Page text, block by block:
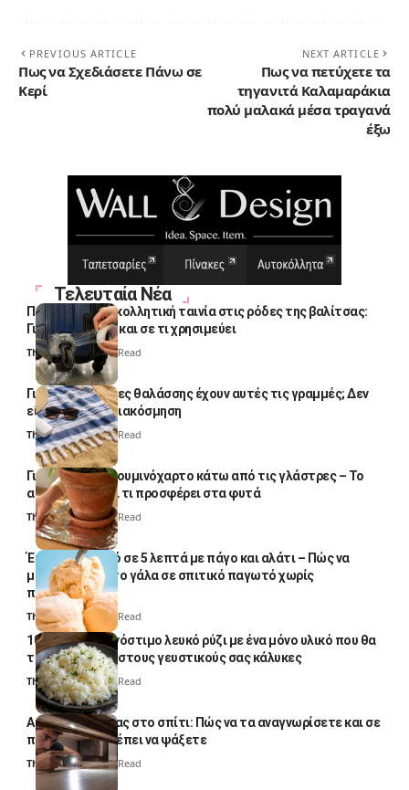
PREVIOUS ARTICLE
Πως να Σχεδιάσετε Πάνω σε
Κερί
NEXT ARTICLE
Πως να πετύχετε τα
τηγανιτά Καλαμαράκια
πολύ μαλακά μέσα τραγανά
έξω
Τελευταία Νέα
Πολλοί βάζουν κολλητική ταινία στις ρόδες της βαλίτσας:
Γιατί το κάνουν και σε τι χρησιμεύει
Thali Ombre4 Min Read
Γιατί οι πετσέτες θαλάσσης έχουν αυτές τις γραμμές; Δεν
είναι μόνο για διακόσμηση
Thali Ombre5 Min Read
Γιατί βάζουν αλουμινόχαρτο κάτω από τις γλάστρες – Το
απλό κόλπο και τι προσφέρει στα φυτά
Thali Ombre4 Min Read
Έτοιμο παγωτό σε 5 λεπτά με πάγο και αλάτι – Πώς να
μετατρέψετε το γάλα σε σπιτικό παγωτό χωρίς
παγωτομηχανή
Thali Ombre 4 Min Read
10 φορές ποιο νόστιμο λευκό ρύζι με ένα μόνο υλικό που θα
το απογειώσει στους γευστικούς σας κάλυκες
Thali Ombre4 Min Read
Αυγά κατσαρίδας στο σπίτι: Πώς να τα αναγνωρίσετε και σε
ποια σημεία πρέπει να ψάξετε
Thali Ombre4 Min Read